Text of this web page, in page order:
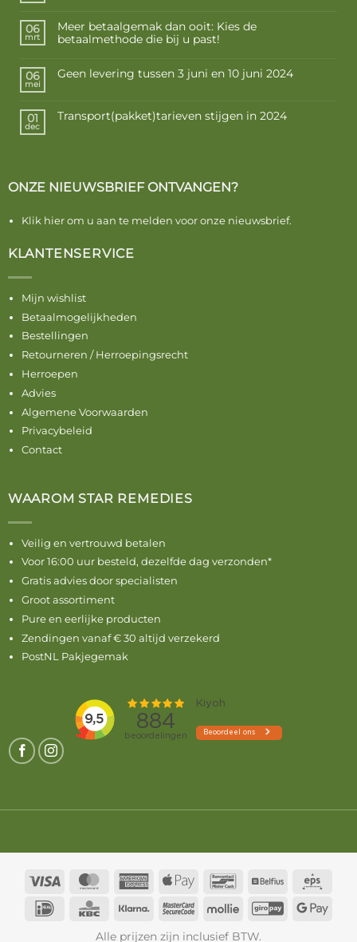
06
mrt
Meer betaalgemak dan ooit: Kies de
betaalmethode die bij u past!
06
mei
Geen levering tussen 3 juni en 10 juni 2024
01
dec
Transport(pakket)tarieven stijgen in 2024
ONZE NIEUWSBRIEF ONTVANGEN?
Klik hier om u aan te melden voor onze nieuwsbrief.
KLANTENSERVICE
Mijn wishlist
Betaalmogelijkheden
Bestellingen
Retourneren / Herroepingsrecht
Herroepen
Advies
Algemene Voorwaarden
Privacybeleid
Contact
WAAROM STAR REMEDIES
Veilig en vertrouwd betalen
Voor 16:00 uur besteld, dezelfde dag verzonden*
Gratis advies door specialisten
Groot assortiment
Pure en eerlijke producten
Zendingen vanaf € 30 altijd verzekerd
PostNL Pakjegemak
Visa MasterCardAmericanApple
BancontactBelfius
IDeal
KBC Klarna
MasterCard
Mollie GiroPay
Alle prijzen zijn inclusief BTW.